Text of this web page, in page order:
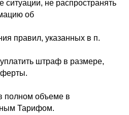
ситуации, не распространять
об
правил, указанных в п.
штраф в размере,
полном объеме в
Тарифом.